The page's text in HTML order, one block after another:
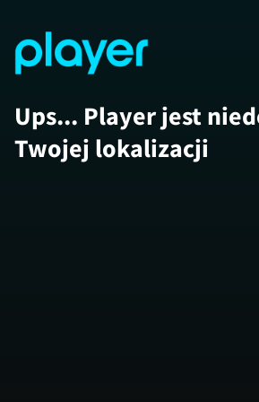
Ups... Player jest
Twojej lokalizacji